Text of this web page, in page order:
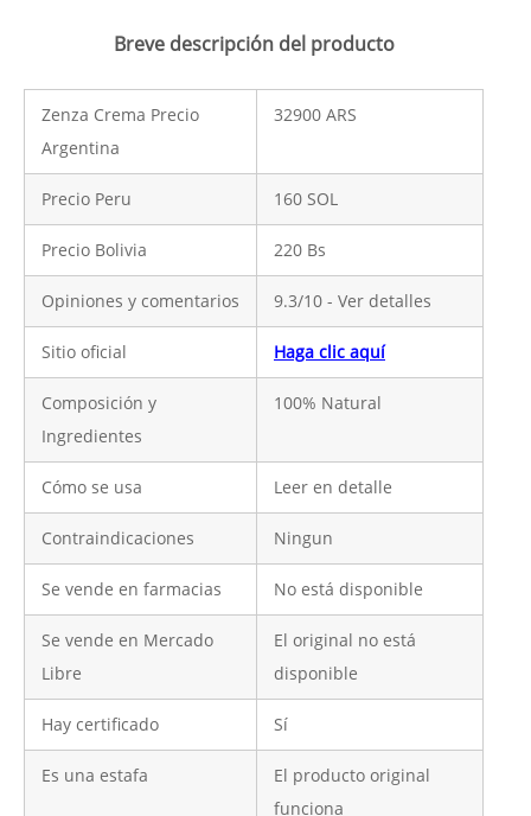
Breve descripción del producto
Zenza Crema Precio
Argentina
32900 ARS
Precio Peru 160 SOL
Precio Bolivia 220 Bs
Opiniones y comentarios 9.3/10 - Ver detalles
Sitio oficial Haga clic aquí
Composición y
Ingredientes
100% Natural
Cómo se usa Leer en detalle
Contraindicaciones Ningun
Se vende en farmacias No está disponible
Se vende en Mercado
Libre
El original no está
disponible
Hay certificado Sí
Es una estafa
El producto original
funciona